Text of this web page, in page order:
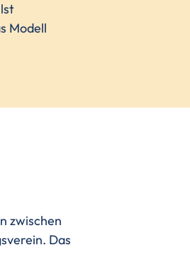
Modell
zwischen
Das